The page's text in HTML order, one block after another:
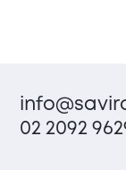
02 2092